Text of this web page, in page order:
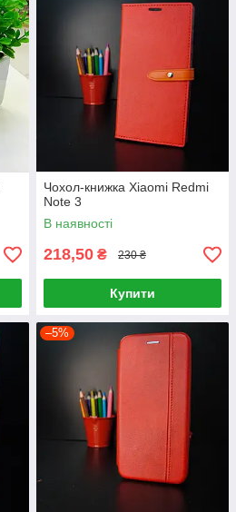
Чохол-книжка Xiaomi Redmi
Note 3
В наявності
218,50 ₴ 230 ₴
Купити
–5%